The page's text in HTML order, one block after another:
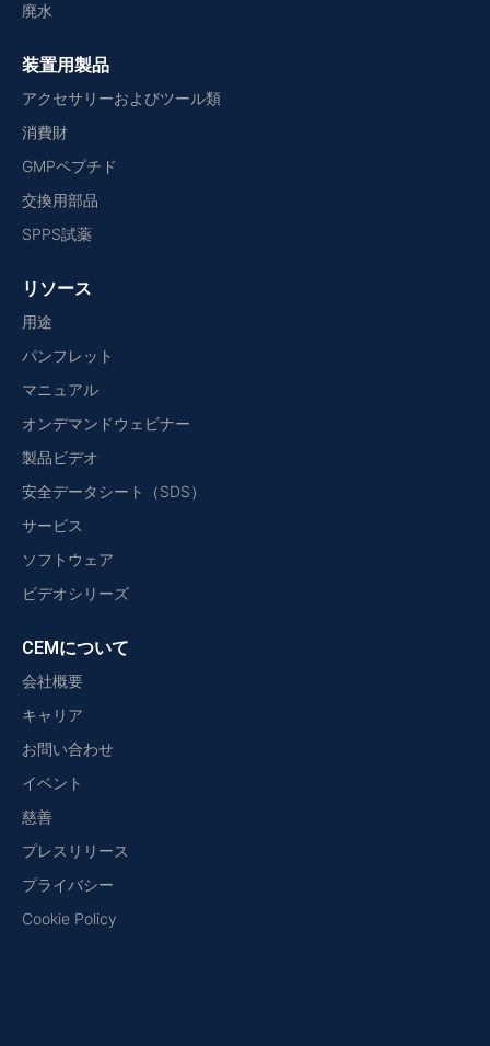
廃水
装置用製品
アクセサリーおよびツール類
消費財
GMPペプチド
交換用部品
SPPS試薬
リソース
用途
パンフレット
マニュアル
オンデマンドウェビナー
製品ビデオ
安全データシート（SDS）
サービス
ソフトウェア
ビデオシリーズ
CEMについて
会社概要
キャリア
お問い合わせ
イベント
慈善
プレスリリース
プライバシー
Cookie Policy